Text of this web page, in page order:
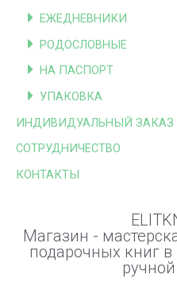
ЕЖЕДНЕВНИКИ
РОДОСЛОВНЫЕ
НА ПАСПОРТ
УПАКОВКА
ИНДИВИДУАЛЬНЫЙ ЗАКАЗ
СОТРУДНИЧЕСТВО
КОНТАКТЫ
Магазин -
подарочных книг